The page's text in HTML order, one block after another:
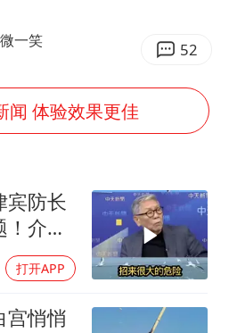
央视新主播李秋莹母校发文祝贺
暑期研学游升温 在旅途中增长知识
颖儿子首次演长剧
学三件套”全线暴涨
总书记点赞的非遗苗绣焕发新生机
一笑 52
闻 体验效果更佳
宾防长
介文
打开APP
宫悄悄